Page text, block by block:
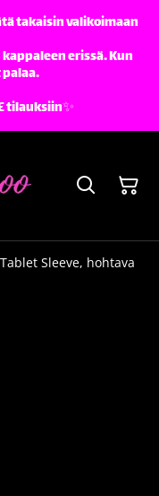
takaisin valikoimaan
erissä. Kun
tilauksiin✨️
Sleeve, hohtava